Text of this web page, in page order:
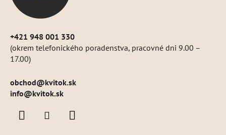
+421 948 001 330
(okrem telefonického poradenstva, pracovné dni 9.00 –
17.00)
obchod@kvitok.sk
info@kvitok.sk